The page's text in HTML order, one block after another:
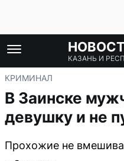
КАЗАНЬ И
КРИМИНАЛ
В Заинске
девушку и не
Прохожие не